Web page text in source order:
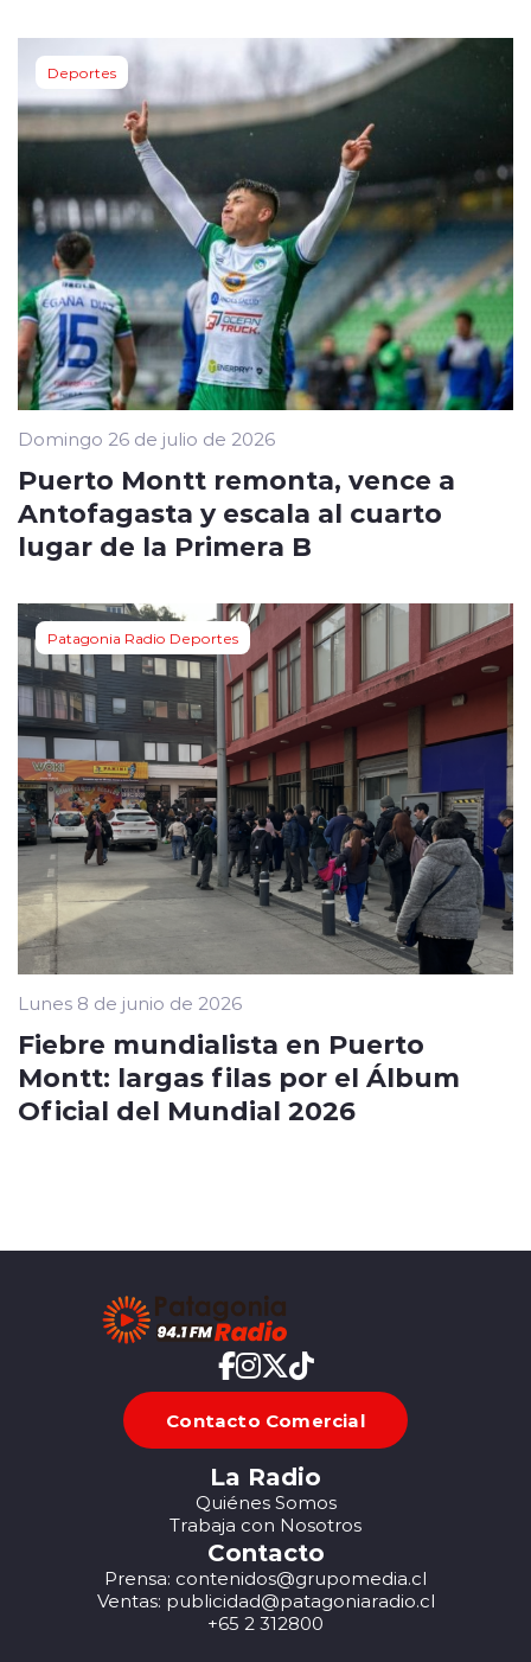
Deportes
Domingo 26 de julio de 2026
Puerto Montt remonta, vence a
Antofagasta y escala al cuarto
lugar de la Primera B
Patagonia Radio Deportes
Lunes 8 de junio de 2026
Fiebre mundialista en Puerto
Montt: largas filas por el Álbum
Oficial del Mundial 2026
Contacto Comercial
La Radio
Quiénes Somos
Trabaja con Nosotros
Contacto
Prensa: contenidos@grupomedia.cl
Ventas: publicidad@patagoniaradio.cl
+65 2 312800